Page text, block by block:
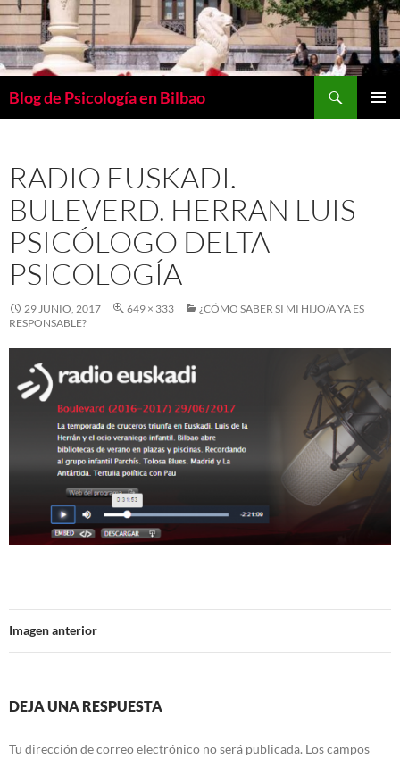
Blog de Psicología en Bilbao
RADIO EUSKADI.
BULEVERD. HERRAN LUIS
PSICÓLOGO DELTA
PSICOLOGÍA
29 JUNIO, 2017 649 × 333
¿CÓMO SABER SI MI HIJO/A YA ES
RESPONSABLE?
Imagen anterior
DEJA UNA RESPUESTA
Tu dirección de correo electrónico no será publicada. Los campos